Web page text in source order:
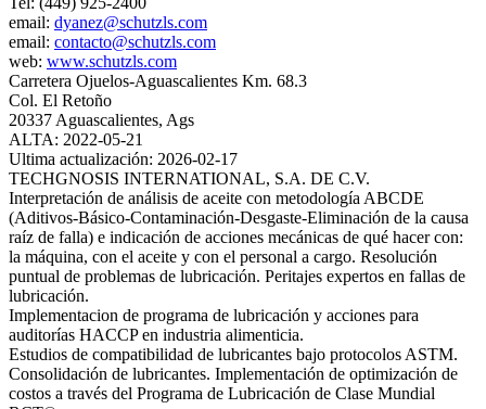
email: dyanez@schutzls.com
email: contacto@schutzls.com
web: www.schutzls.com
Carretera Ojuelos-Aguascalientes Km. 68.3
Col. El Retoño
20337 Aguascalientes, Ags
ALTA: 2022-05-21
Ultima actualización: 2026-02-17
TECHGNOSIS INTERNATIONAL, S.A. DE C.V.
Interpretación de análisis de aceite con metodología ABCDE
(Aditivos-Básico-Contaminación-Desgaste-Eliminación de la causa
raíz de falla) e indicación de acciones mecánicas de qué hacer con:
la máquina, con el aceite y con el personal a cargo. Resolución
puntual de problemas de lubricación. Peritajes expertos en fallas de
lubricación.
Implementacion de programa de lubricación y acciones para
auditorías HACCP en industria alimenticia.
Estudios de compatibilidad de lubricantes bajo protocolos ASTM.
Consolidación de lubricantes. Implementación de optimización de
costos a través del Programa de Lubricación de Clase Mundial